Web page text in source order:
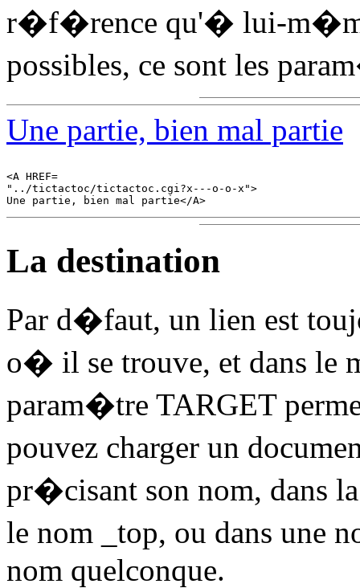
r�f�rence qu'� lui-
possibles, ce sont les
Une partie, bien mal partie
<A HREF=
"../tictactoc/tictactoc.cgi?x---o-o-x">
La destination
Par d�faut, un lien est
o� il se trouve, et dans le
param�tre TARGET
pouvez charger un
pr�cisant son nom, dans
le nom _top, ou dans une
nom quelconque.